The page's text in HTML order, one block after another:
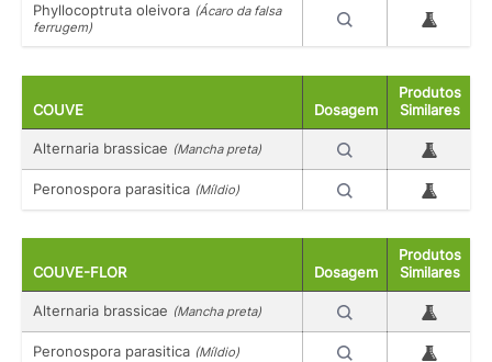
Phyllocoptruta oleivora (Ácaro da falsa
ferrugem)
COUVE Dosagem
Produtos
Similares
Alternaria brassicae (Mancha preta)
Peronospora parasitica (Míldio)
COUVE-FLOR Dosagem
Produtos
Similares
Alternaria brassicae (Mancha preta)
Peronospora parasitica (Míldio)